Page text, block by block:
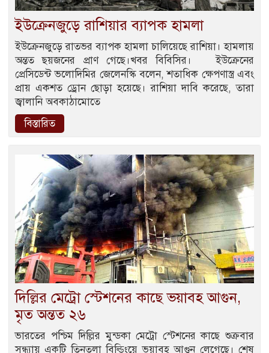
ইউক্রেনজুড়ে রাশিয়ার ব্যাপক হামলা
ইউক্রেনজুড়ে রাতভর ব্যাপক হামলা চালিয়েছে রাশিয়া। হামলায়
অন্তত ছয়জনের প্রাণ গেছে।খবর বিবিসির। ইউক্রেনের
প্রেসিডেন্ট ভলোদিমির জেলেনস্কি বলেন, শতাধিক ক্ষেপণাস্ত্র এবং
প্রায় একশত ড্রোন ছোড়া হয়েছে। রাশিয়া দাবি করেছে, তারা
জ্বালানি অবকাঠামোতে
বিস্তারিত
দিল্লির মেট্রো স্টেশনের কাছে ভয়াবহ আগুন,
মৃত অন্তত ২৬
ভারতের পশ্চিম দিল্লির মুন্ডকা মেট্রো স্টেশনের কাছে শুক্রবার
সন্ধ্যায় একটি তিনতলা বিল্ডিংয়ে ভয়াবহ আগুন লেগেছে। শেষ